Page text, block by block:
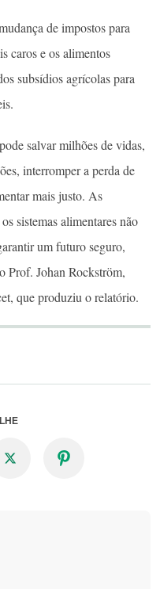
de impostos para
caros e os alimentos
subsídios agrícolas para
salvar milhões de vidas,
interromper a perda de
mais justo. As
sistemas alimentares não
um futuro seguro,
Prof. Johan Rockström,
que produziu o relatório.